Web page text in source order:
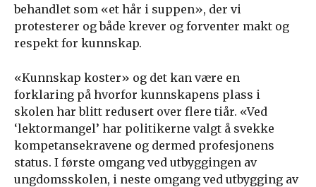
behandlet som «et hår i suppen», der vi
protesterer og både krever og forventer makt og
respekt for kunnskap.
«Kunnskap koster» og det kan være en
forklaring på hvorfor kunnskapens plass i
skolen har blitt redusert over flere tiår. «Ved
‘lektormangel’ har politikerne valgt å svekke
kompetansekravene og dermed profesjonens
status. I første omgang ved utbyggingen av
ungdomsskolen, i neste omgang ved utbygging av